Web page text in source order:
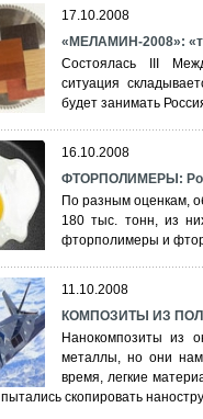
17.10.2008
«МЕЛАМИН-2008»:
Состоялась III
ситуация
будет занимать
16.10.2008
ФТОРПОЛИМЕРЫ:
По разным оценкам,
180 тыс. тонн, из
фторполимеры и
11.10.2008
КОМПОЗИТЫ ИЗ
Нанокомпозиты из
металлы, но они
время, легкие
скопировать